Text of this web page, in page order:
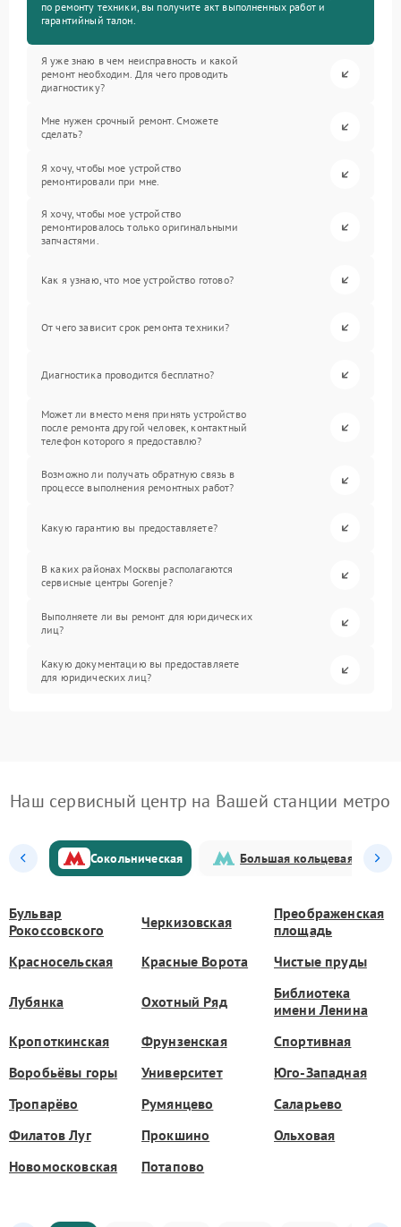
по ремонту техники, вы получите акт выполненных работ и
гарантийный талон.
Я уже знаю в чем неисправность и какой
ремонт необходим. Для чего проводить
диагностику?
Мне нужен срочный ремонт. Сможете
сделать?
Я хочу, чтобы мое устройство
ремонтировали при мне.
Я хочу, чтобы мое устройство
ремонтировалось только оригинальными
запчастями.
Как я узнаю, что мое устройство готово?
От чего зависит срок ремонта техники?
Диагностика проводится бесплатно?
Может ли вместо меня принять устройство
после ремонта другой человек, контактный
телефон которого я предоставлю?
Возможно ли получать обратную связь в
процессе выполнения ремонтных работ?
Какую гарантию вы предоставляете?
В каких районах Москвы располагаются
сервисные центры Gorenje?
Выполняете ли вы ремонт для юридических
лиц?
Какую документацию вы предоставляете
для юридических лиц?
Наш сервисный центр на Вашей станции метро
Сокольническая Большая кольцевая
Бульвар
Рокоссовского
Черкизовская
Преображенская
площадь
Красносельская
Красные Ворота Чистые пруды
Лубянка Охотный Ряд
Библиотека
имени Ленина
Кропоткинская
Фрунзенская
Спортивная
Воробьёвы горы
Университет
Юго-Западная
Тропарёво
Румянцево
Саларьево
Филатов Луг
Прокшино
Ольховая
Новомосковская
Потапово